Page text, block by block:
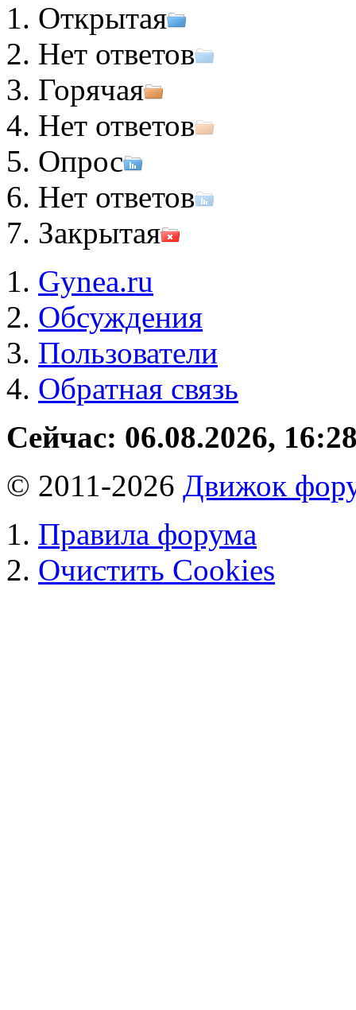
Открытая
Нет ответов
Горячая
Нет ответов
Опрос
Нет ответов
Закрытая
Gynea.ru
Обсуждения
Пользователи
Обратная связь
Сейчас: 06.08.2026,
© 2011-2026 Движок
Правила форума
Очистить Cookies